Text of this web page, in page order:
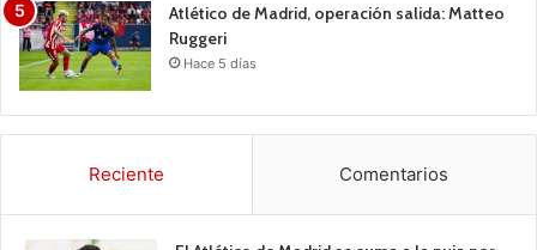
Atlético de Madrid, operación salida: Matteo
Ruggeri
Hace 5 días
Reciente Comentarios